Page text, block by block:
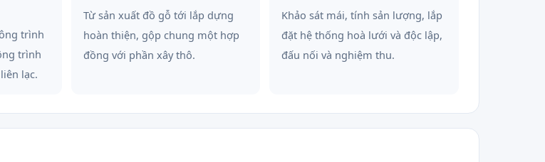
trình
trình
lạc.
Từ sản xuất đồ gỗ tới lắp dựng
hoàn thiện, gộp chung một hợp
đồng với phần xây thô.
Khảo sát mái, tính sản lượng, lắp
đặt hệ thống hoà lưới và độc lập,
đấu nối và nghiệm thu.